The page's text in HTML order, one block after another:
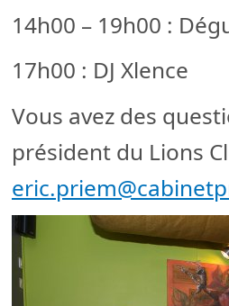
14h00 – 19h00 :
17h00 : DJ Xlence
Vous avez des
président du Lions